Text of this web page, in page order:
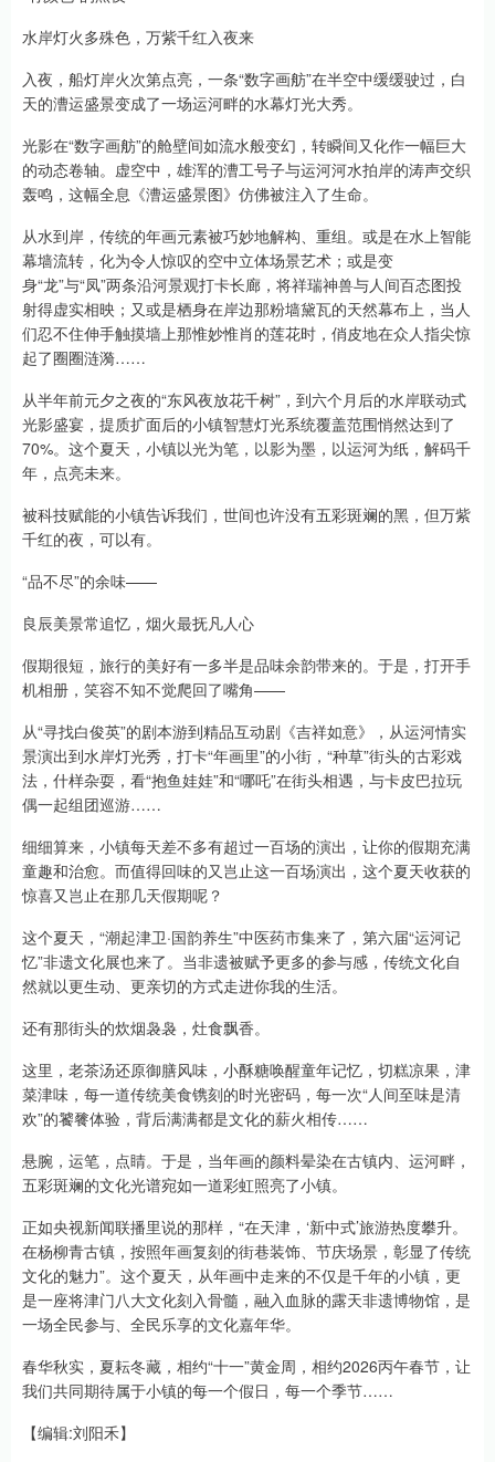
水岸灯火多殊色，万紫千红入夜来
入夜，船灯岸火次第点亮，一条“数字画舫”在半空中缓缓驶过，白
天的漕运盛景变成了一场运河畔的水幕灯光大秀。
光影在“数字画舫”的舱壁间如流水般变幻，转瞬间又化作一幅巨大
的动态卷轴。虚空中，雄浑的漕工号子与运河河水拍岸的涛声交织
轰鸣，这幅全息《漕运盛景图》仿佛被注入了生命。
从水到岸，传统的年画元素被巧妙地解构、重组。或是在水上智能
幕墙流转，化为令人惊叹的空中立体场景艺术；或是变
身“龙”与“凤”两条沿河景观打卡长廊，将祥瑞神兽与人间百态图投
射得虚实相映；又或是栖身在岸边那粉墙黛瓦的天然幕布上，当人
们忍不住伸手触摸墙上那惟妙惟肖的莲花时，俏皮地在众人指尖惊
起了圈圈涟漪……
从半年前元夕之夜的“东风夜放花千树”，到六个月后的水岸联动式
光影盛宴，提质扩面后的小镇智慧灯光系统覆盖范围悄然达到了
70%。这个夏天，小镇以光为笔，以影为墨，以运河为纸，解码千
年，点亮未来。
被科技赋能的小镇告诉我们，世间也许没有五彩斑斓的黑，但万紫
千红的夜，可以有。
“品不尽”的余味——
良辰美景常追忆，烟火最抚凡人心
假期很短，旅行的美好有一多半是品味余韵带来的。于是，打开手
机相册，笑容不知不觉爬回了嘴角——
从“寻找白俊英”的剧本游到精品互动剧《吉祥如意》，从运河情实
景演出到水岸灯光秀，打卡“年画里”的小街，“种草”街头的古彩戏
法，什样杂耍，看“抱鱼娃娃”和“哪吒”在街头相遇，与卡皮巴拉玩
偶一起组团巡游……
细细算来，小镇每天差不多有超过一百场的演出，让你的假期充满
童趣和治愈。而值得回味的又岂止这一百场演出，这个夏天收获的
惊喜又岂止在那几天假期呢？
这个夏天，“潮起津卫·国韵养生”中医药市集来了，第六届“运河记
忆”非遗文化展也来了。当非遗被赋予更多的参与感，传统文化自
然就以更生动、更亲切的方式走进你我的生活。
还有那街头的炊烟袅袅，灶食飘香。
这里，老茶汤还原御膳风味，小酥糖唤醒童年记忆，切糕凉果，津
菜津味，每一道传统美食镌刻的时光密码，每一次“人间至味是清
欢”的饕餮体验，背后满满都是文化的薪火相传……
悬腕，运笔，点睛。于是，当年画的颜料晕染在古镇内、运河畔，
五彩斑斓的文化光谱宛如一道彩虹照亮了小镇。
正如央视新闻联播里说的那样，“在天津，‘新中式’旅游热度攀升。
在杨柳青古镇，按照年画复刻的街巷装饰、节庆场景，彰显了传统
文化的魅力”。这个夏天，从年画中走来的不仅是千年的小镇，更
是一座将津门八大文化刻入骨髓，融入血脉的露天非遗博物馆，是
一场全民参与、全民乐享的文化嘉年华。
春华秋实，夏耘冬藏，相约“十一”黄金周，相约2026丙午春节，让
我们共同期待属于小镇的每一个假日，每一个季节……
【编辑:刘阳禾】